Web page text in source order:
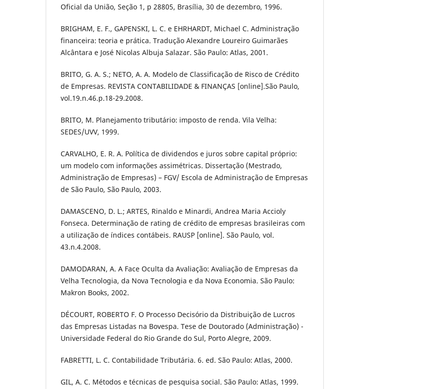
Oficial da União, Seção 1, p 28805, Brasília, 30 de dezembro, 1996.
BRIGHAM, E. F., GAPENSKI, L. C. e EHRHARDT, Michael C. Administração
financeira: teoria e prática. Tradução Alexandre Loureiro Guimarães
Alcântara e José Nicolas Albuja Salazar. São Paulo: Atlas, 2001.
BRITO, G. A. S.; NETO, A. A. Modelo de Classificação de Risco de Crédito
de Empresas. REVISTA CONTABILIDADE & FINANÇAS [online].São Paulo,
vol.19.n.46.p.18-29.2008.
BRITO, M. Planejamento tributário: imposto de renda. Vila Velha:
SEDES/UVV, 1999.
CARVALHO, E. R. A. Política de dividendos e juros sobre capital próprio:
um modelo com informações assimétricas. Dissertação (Mestrado,
Administração de Empresas) – FGV/ Escola de Administração de Empresas
de São Paulo, São Paulo, 2003.
DAMASCENO, D. L.; ARTES, Rinaldo e Minardi, Andrea Maria Accioly
Fonseca. Determinação de rating de crédito de empresas brasileiras com
a utilização de índices contábeis. RAUSP [online]. São Paulo, vol.
43.n.4.2008.
DAMODARAN, A. A Face Oculta da Avaliação: Avaliação de Empresas da
Velha Tecnologia, da Nova Tecnologia e da Nova Economia. São Paulo:
Makron Books, 2002.
DÉCOURT, ROBERTO F. O Processo Decisório da Distribuição de Lucros
das Empresas Listadas na Bovespa. Tese de Doutorado (Administração) -
Universidade Federal do Rio Grande do Sul, Porto Alegre, 2009.
FABRETTI, L. C. Contabilidade Tributária. 6. ed. São Paulo: Atlas, 2000.
GIL, A. C. Métodos e técnicas de pesquisa social. São Paulo: Atlas, 1999.